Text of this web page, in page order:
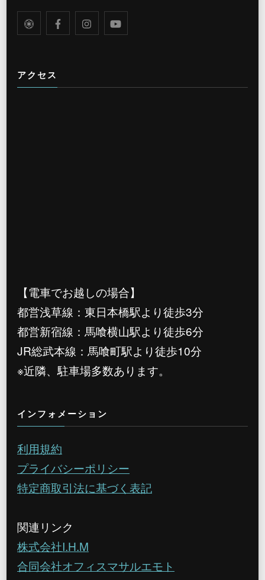
アクセス
【電車でお越しの場合】
都営浅草線：東日本橋駅より徒歩3分
都営新宿線：馬喰横山駅より徒歩6分
JR総武本線：馬喰町駅より徒歩10分
※近隣、駐車場多数あります。
インフォメーション
利用規約
プライバシーポリシー
特定商取引法に基づく表記
関連リンク
株式会社I.H.M
合同会社オフィスマサルエモト